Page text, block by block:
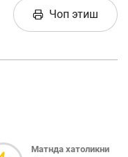
Чоп этиш
Матнда хатоликни